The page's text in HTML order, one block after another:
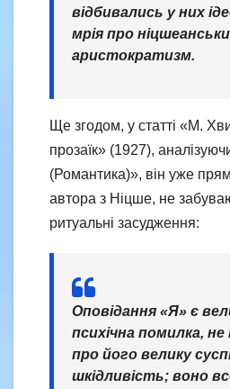
відбивались у них
мрія про
аристократизм.
Ще згодом, у статті «М.
прозаїк» (1927),
(Романтика)», він уже
автора з Ніцше, не
ритуальні засудження:
Оповідання «Я» є
психічна помилка,
про його велику
шкідливість; воно